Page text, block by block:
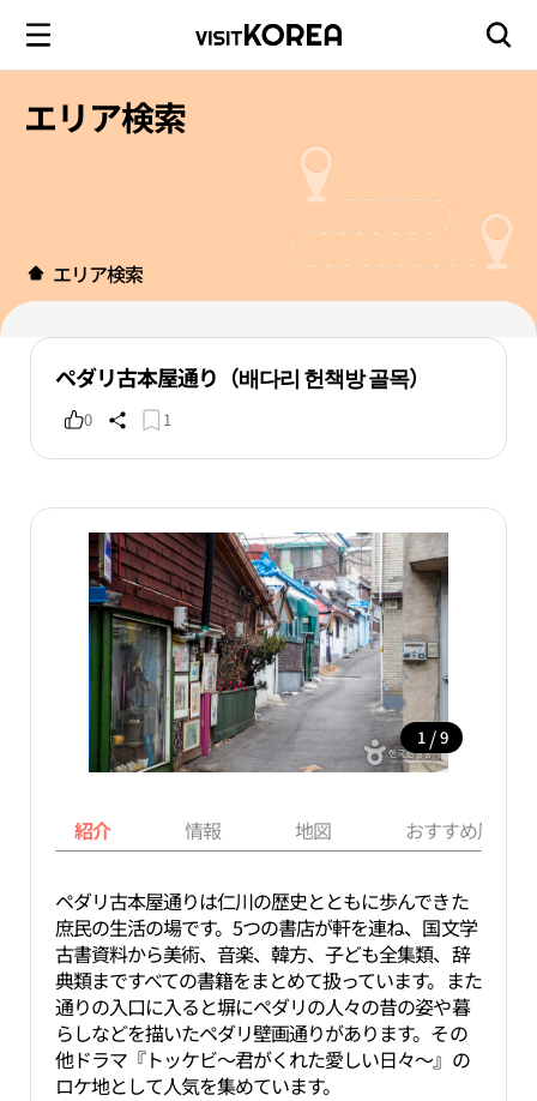
エリア検索
エリア検索
ペダリ古本屋通り（배다리 헌책방 골목）
0 1
1 / 9
紹介 情報 地図 おすすめ周辺
ペダリ古本屋通りは仁川の歴史とともに歩んできた
庶民の生活の場です。5つの書店が軒を連ね、国文学
古書資料から美術、音楽、韓方、子ども全集類、辞
典類まですべての書籍をまとめて扱っています。また
通りの入口に入ると塀にペダリの人々の昔の姿や暮
らしなどを描いたペダリ壁画通りがあります。その
他ドラマ『トッケビ〜君がくれた愛しい日々〜』の
ロケ地として人気を集めています。